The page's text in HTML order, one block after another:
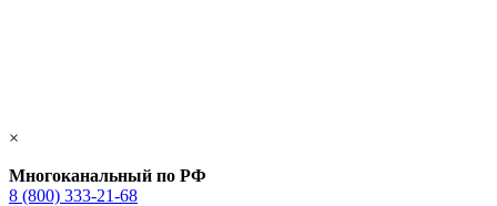
×
Многоканальный по РФ
8 (800) 333‑21-68